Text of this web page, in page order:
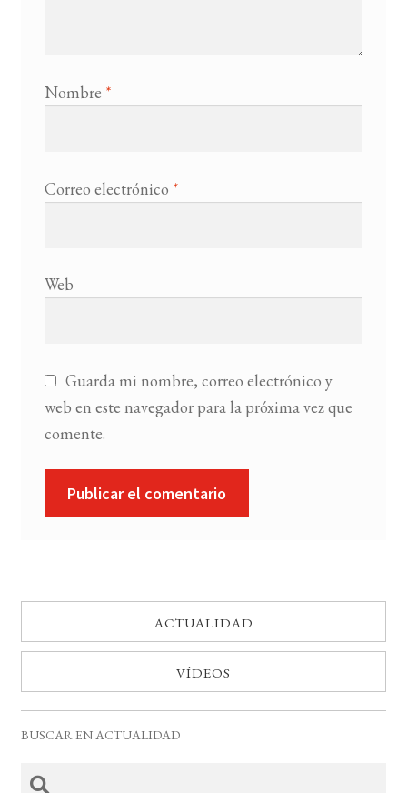
Nombre *
Correo electrónico *
Web
Guarda mi nombre, correo electrónico y
web en este navegador para la próxima vez que
comente.
ACTUALIDAD
VÍDEOS
BUSCAR EN ACTUALIDAD